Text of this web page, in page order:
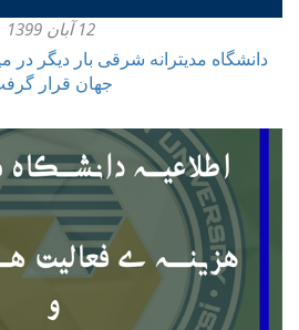
12 آبان 1399
دانشگاه مدیترانه شرقی بار دیگر در
جهان قرار